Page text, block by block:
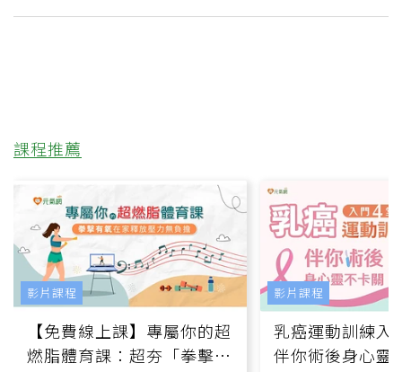
課程推薦
【免費線上課】專屬你的超
燃脂體育課：超夯「拳擊有
影片課程
乳癌運動訓練入
伴你術後身心靈
影片課程